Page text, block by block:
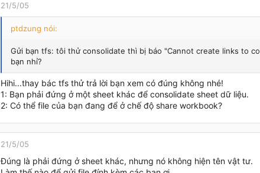
21/5/05
ptdzung nói:
Gửi bạn tfs: tôi thử consolidate thì bị báo "Cannot create links to
bạn nhỉ?
Hihi...thay bác tfs thử trả lời bạn xem có đúng không nhé!
1: Bạn phải đứng ở một sheet khác để consolidate sheet dữ liệu.
2: Có thể file của bạn đang để ở chế độ share workbook?
21/5/05
Đúng là phải đứng ở sheet khác, nhưng nó không hiện tên vật tư.